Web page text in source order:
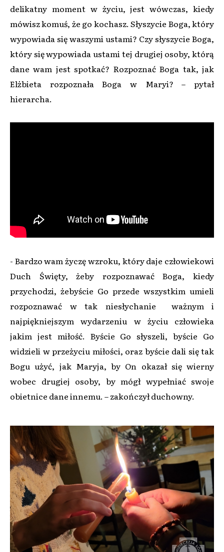
delikatny moment w życiu, jest wówczas, kiedy
mówisz komuś, że go kochasz. Słyszycie Boga, który
wypowiada się waszymi ustami? Czy słyszycie Boga,
który się wypowiada ustami tej drugiej osoby, którą
dane wam jest spotkać? Rozpoznać Boga tak, jak
Elżbieta rozpoznała Boga w Maryi? – pytał
hierarcha.
- Bardzo wam życzę wzroku, który daje człowiekowi
Duch Święty, żeby rozpoznawać Boga, kiedy
przychodzi, żebyście Go przede wszystkim umieli
rozpoznawać w tak niesłychanie ważnym i
najpiękniejszym wydarzeniu w życiu człowieka
jakim jest miłość. Byście Go słyszeli, byście Go
widzieli w przeżyciu miłości, oraz byście dali się tak
Bogu użyć, jak Maryja, by On okazał się wierny
wobec drugiej osoby, by mógł wypełniać swoje
obietnice dane innemu. – zakończył duchowny.